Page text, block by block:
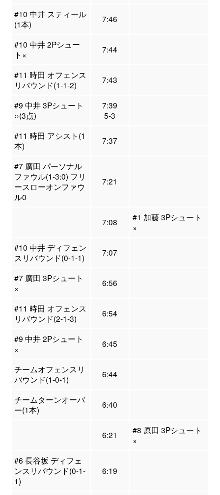
#10 中井 スティール
(1本)
7:46
#10 中井 2Pシュー
ト×
7:44
#11 時田 オフェンス
リバウンド(1-1-2)
7:43
#9 中井 3Pシュート
○(3点)
7:39
5-3
#11 時田 アシスト(1
本)
7:37
#7 廣田 パーソナル
ファウル(1-3:0) フリ
ースローオンファウ
ル0
7:21
7:08
#1 加藤 3Pシュート
×
#10 中井 ディフェン
スリバウンド(0-1-1)
7:07
#7 廣田 3Pシュート
×
6:56
#11 時田 オフェンス
リバウンド(2-1-3)
6:54
#9 中井 2Pシュート
×
6:45
チームオフェンスリ
バウンド(1-0-1)
6:44
チームターンオーバ
ー(1本)
6:40
6:21
#8 原田 3Pシュート
×
#6 長谷坂 ディフェ
ンスリバウンド(0-1-
1)
6:19